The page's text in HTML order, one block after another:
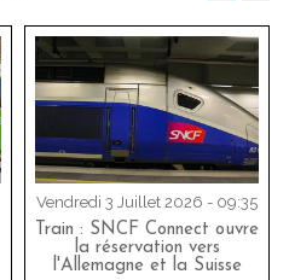
Vendredi 3 Juillet 2026 - 09:35
Train : SNCF Connect ouvre
la réservation vers
l'Allemagne et la Suisse